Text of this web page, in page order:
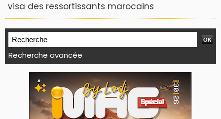
visa des ressortissants marocains
Recherche avancée
WEB TV LODJ24 : Youtube, kick et twitch